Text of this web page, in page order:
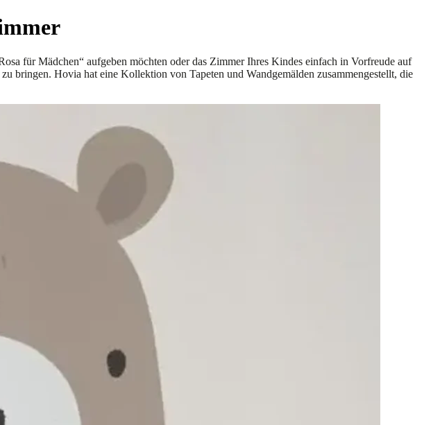
für Mädchen“ aufgeben möchten oder das Zimmer Ihres Kindes einfach in Vorfreude auf
bringen. Hovia hat eine Kollektion von Tapeten und Wandgemälden zusammengestellt, die